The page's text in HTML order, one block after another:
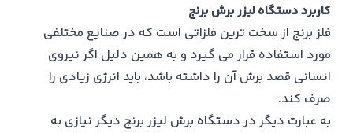
کاربرد دستگاه لیزر برش برنج
فلز برنج از سخت ترین فلزاتی است که در صنایع مختلفی
مورد استفاده قرار می گیرد و به همین دلیل اگر نیروی
انسانی قصد برش آن را داشته باشد، باید انرژی زیادی را
صرف کند.
به عبارت دیگر در دستگاه برش لیزر برنج دیگر نیازی به